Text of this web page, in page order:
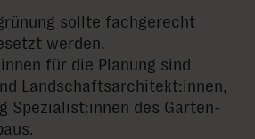
sollte fachgerecht
werden.
für die Planung sind
Landschaftsarchitekt:innen,
Spezialist:innen des Garten-